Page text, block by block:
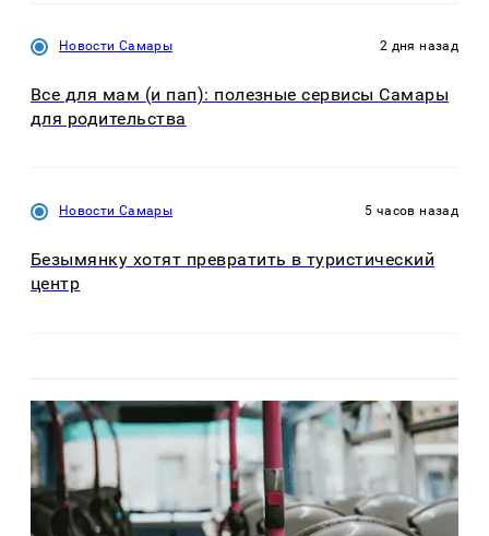
Новости Самары 2 дня назад
Все для мам (и пап): полезные сервисы Самары
для родительства
Новости Самары 5 часов назад
Безымянку хотят превратить в туристический
центр